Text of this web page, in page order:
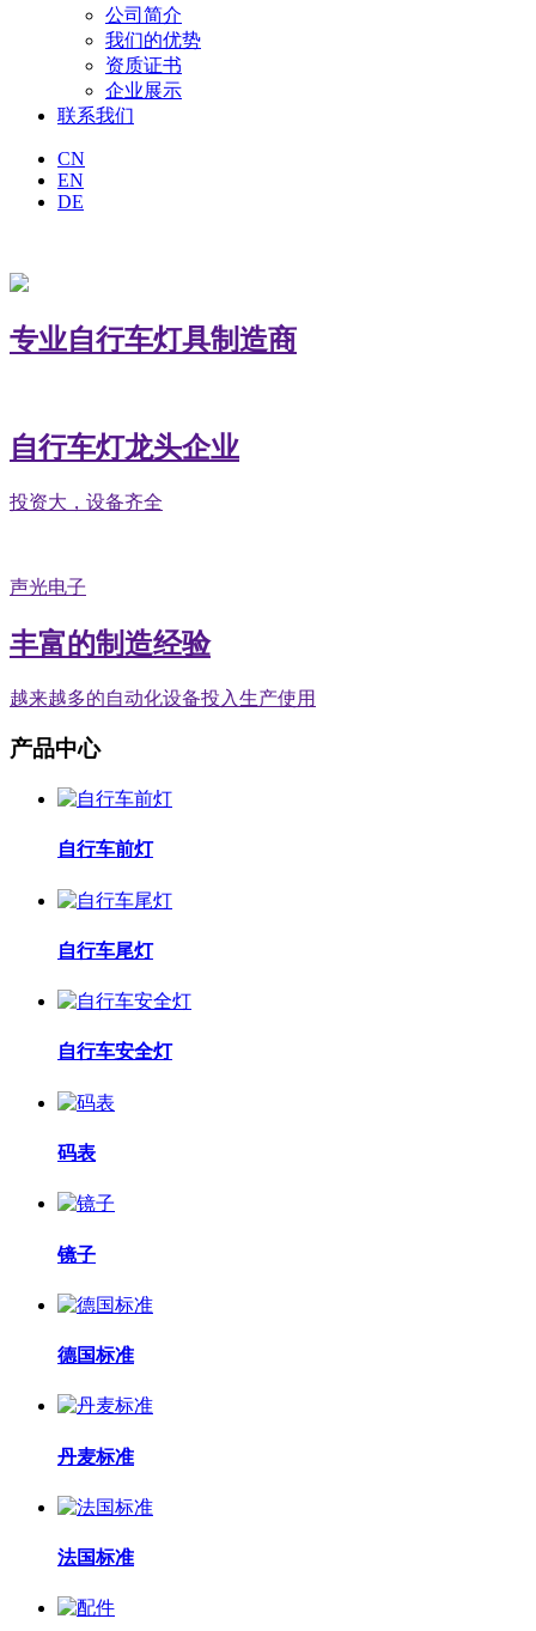
公司简介
我们的优势
资质证书
企业展示
联系我们
CN
EN
DE
专业自行车灯具制造商
自行车灯龙头企业
投资大，设备齐全
声光电子
丰富的制造经验
越来越多的自动化设备投入生产使用
产品中心
自行车前灯
自行车尾灯
自行车安全灯
码表
镜子
德国标准
丹麦标准
法国标准